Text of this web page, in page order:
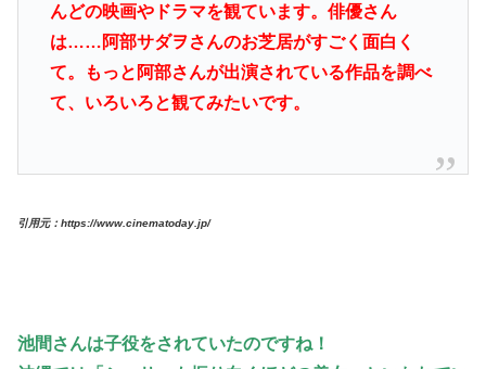
んどの映画やドラマを観ています。俳優さん
は……阿部サダヲさんのお芝居がすごく面白く
て。もっと阿部さんが出演されている作品を調べ
て、いろいろと観てみたいです。
引用元：https://www.cinematoday.jp/
池間さんは子役をされていたのですね！